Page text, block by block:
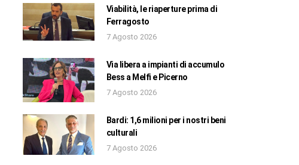
Viabilità, le riaperture prima di
Ferragosto
7 Agosto 2026
Via libera a impianti di accumulo
Bess a Melfi e Picerno
7 Agosto 2026
Bardi: 1,6 milioni per i nostri beni
culturali
7 Agosto 2026